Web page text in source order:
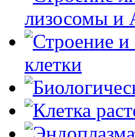
лизосомы и
клетки